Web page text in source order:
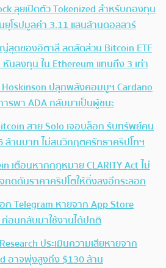
ลุยเปิดตัว Tokenized สำหรับกองทุน
ยุโรปมูลค่า 3.11 แสนล้านดอลลาร์
สุดของอิตาลี ลดสัดส่วน Bitcoin ETF
นลงทุน ใน Ethereum แทนถึง 3 เท่า
Hoskinson ปลุกพลังคอมมูฯ Cardano
รพา ADA กลับมาเป็นผู้ชนะ
สาย Solo เจอบล็อก รับทรัพย์คน
ล้านบาท ไม่สนวิกฤตศรัทธาคริปโทฯ
เตือนหากกฎหมาย CLARITY Act ไม่
กดดันราคาคริปโตให้ดิ่งลงอีกระลอก
ก Telegram หายจาก App Store
ก่อนกลับมาใช้งานได้ปกติ
ประเมินความเสียหายจาก
อาจพุ่งสูงถึง $130 ล้าน